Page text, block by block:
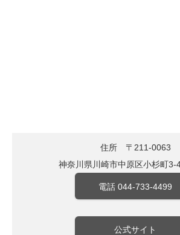
住所 〒211-0063
神奈川県川崎市中原区小杉町3-
電話 044-733-4499
公式サイト